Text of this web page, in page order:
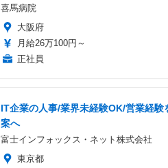
喜馬病院
大阪府
月給26万100円～
正社員
IT企業の人事/業界未経験OK/営業経験
案へ
富士インフォックス・ネット株式会社
東京都